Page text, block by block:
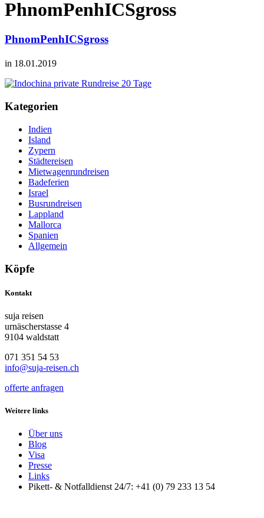
PhnomPenhICSgross
PhnomPenhICSgross
in 18.01.2019
Kategorien
Indien
Island
Zypern
Städtereisen
Mietwagenrundreisen
Badeferien
Israel
Busrundreisen
Lappland
Mallorca
Spanien
Allgemein
Köpfe
Kontakt
suja reisen
urnäscherstasse 4
9104 waldstatt
071 351 54 53
info@suja-reisen.ch
offerte anfragen
Weitere links
Über uns
Blog
Visa
Presse
Links
Pikett- & Notfalldienst 24/7: +41 (0) 79 233 13 54